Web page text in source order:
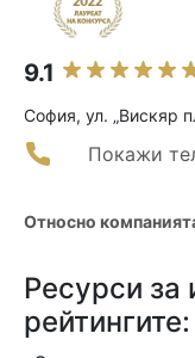
9.1
София, ул. „Вискяр
Покажи
Относно
Ресурси за
рейтингите: